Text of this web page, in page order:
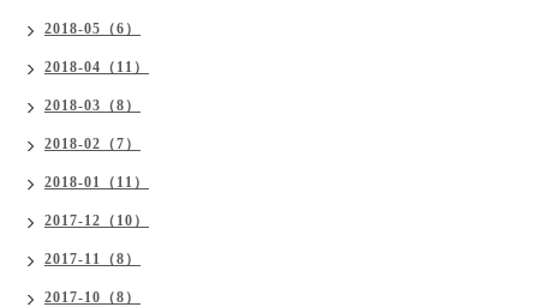
2018-05（6）
2018-04（11）
2018-03（8）
2018-02（7）
2018-01（11）
2017-12（10）
2017-11（8）
2017-10（8）